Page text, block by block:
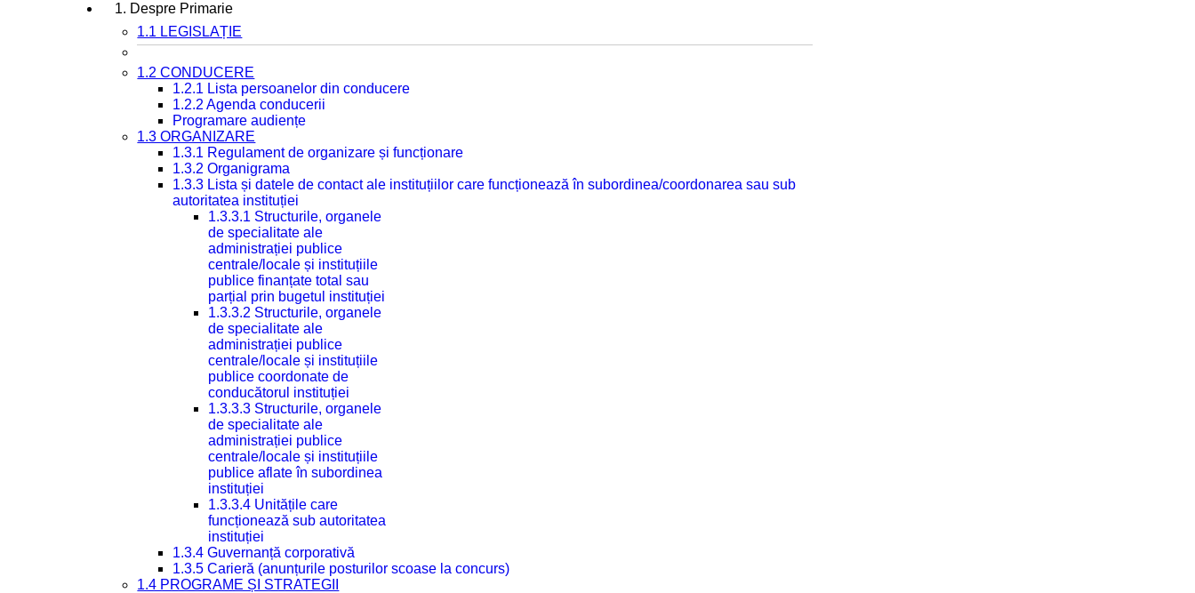
1. Despre Primarie
1.1 LEGISLAȚIE
1.2 CONDUCERE
1.2.1 Lista persoanelor din conducere
1.2.2 Agenda conducerii
Programare audiențe
1.3 ORGANIZARE
1.3.1 Regulament de organizare și funcționare
1.3.2 Organigrama
1.3.3 Lista și datele de contact ale instituțiilor care funcționează în subordinea/coordonarea sau sub
autoritatea instituției
1.3.3.1 Structurile, organele
de specialitate ale
administrației publice
centrale/locale și instituțiile
publice finanțate total sau
parțial prin bugetul instituției
1.3.3.2 Structurile, organele
de specialitate ale
administrației publice
centrale/locale și instituțiile
publice coordonate de
conducătorul instituției
1.3.3.3 Structurile, organele
de specialitate ale
administrației publice
centrale/locale și instituțiile
publice aflate în subordinea
instituției
1.3.3.4 Unitățile care
funcționează sub autoritatea
instituției
1.3.4 Guvernanță corporativă
1.3.5 Carieră (anunțurile posturilor scoase la concurs)
1.4 PROGRAME ȘI STRATEGII